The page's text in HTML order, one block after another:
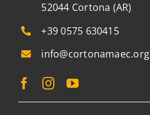
52044 Cortona (AR)
+39 0575 630415
info@cortonamaec.org